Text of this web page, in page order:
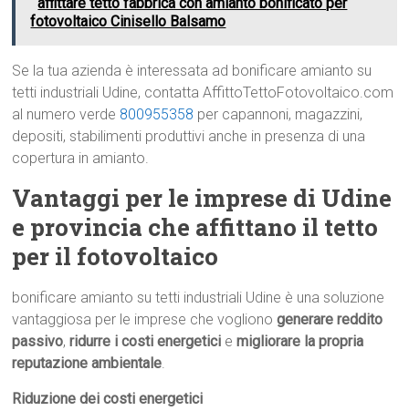
fotovoltaico Cinisello Balsamo
Se la tua azienda è interessata ad bonificare amianto su
tetti industriali Udine, contatta AffittoTettoFotovoltaico.com
al numero verde 800955358 per capannoni, magazzini,
depositi, stabilimenti produttivi anche in presenza di una
copertura in amianto.
Vantaggi per le imprese di Udine
e provincia che affittano il tetto
per il fotovoltaico
bonificare amianto su tetti industriali Udine è una soluzione
vantaggiosa per le imprese che voglionogenerare reddito
passivo,ridurre i costi energetici emigliorare la propria
reputazione ambientale.
Riduzione dei costi energetici